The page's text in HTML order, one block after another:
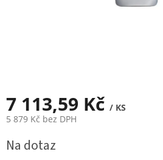
7 113,59 Kč / KS
5 879 Kč bez DPH
cena:
Na dotaz